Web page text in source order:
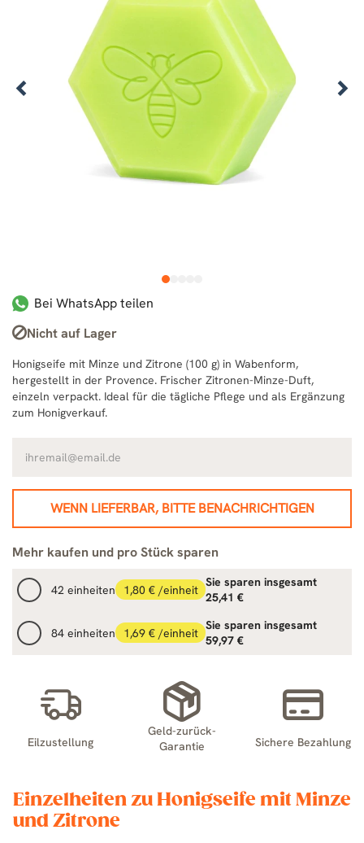
1
Bei WhatsApp teilen
Nicht auf Lager
Mehr kaufen und pro Stück sparen
42 einheiten 1,80 € /einheit
Sie sparen insgesamt
25,41 €
84 einheiten 1,69 € /einheit
Sie sparen insgesamt
59,97 €
Honigseife mit Minze und Zitrone (100 g) in Wabenform,
hergestellt in der Provence. Frischer Zitronen-Minze-Duft,
einzeln verpackt. Ideal für die tägliche Pflege und als Ergänzung
zum Honigverkauf.
WENN LIEFERBAR, BITTE BENACHRICHTIGEN
Eilzustellung
Geld-zurück-
Garantie
Sichere Bezahlung
Einzelheiten zu Honigseife mit Minze
und Zitrone